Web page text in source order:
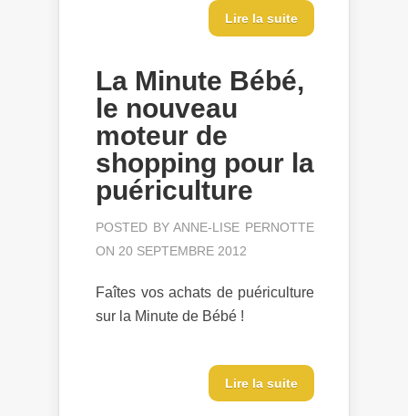
Lire la suite
La Minute Bébé,
le nouveau
moteur de
shopping pour la
puériculture
POSTED BYANNE-LISE PERNOTTE
ON 20 SEPTEMBRE 2012
Faîtes vos achats de puériculture
sur la Minute de Bébé !
Lire la suite